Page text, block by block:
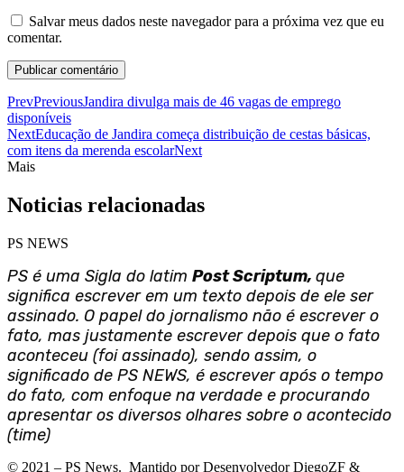
Salvar meus dados neste navegador para a próxima vez que eu
comentar.
PrevPreviousJandira divulga mais de 46 vagas de emprego
disponíveis
NextEducação de Jandira começa distribuição de cestas básicas,
com itens da merenda escolarNext
Mais
Noticias relacionadas
PS NEWS
PS é uma Sigla do latim Post Scriptum, que
significa escrever em um texto depois de ele ser
assinado. O papel do jornalismo não é escrever o
fato, mas justamente escrever depois que o fato
aconteceu (foi assinado), sendo assim, o
significado de PS NEWS, é escrever após o tempo
do fato, com enfoque na verdade e procurando
apresentar os diversos olhares sobre o acontecido
(time)
© 2021 – PS News. Mantido por Desenvolvedor DiegoZF &